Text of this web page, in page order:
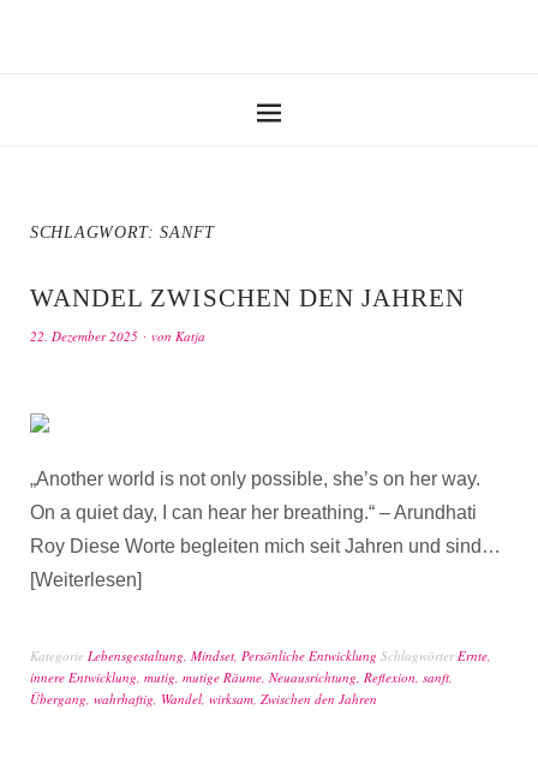
SCHLAGWORT:SANFT
WANDEL ZWISCHEN DEN JAHREN
22. Dezember 2025 von Katja
„Another world is not only possible, she’s on her way.
On a quiet day, I can hear her breathing.“ – Arundhati
Roy Diese Worte begleiten mich seit Jahren und sind…
Weiterlesen
Kategorie Lebensgestaltung, Mindset, Persönliche Entwicklung SchlagwörterErnte,
innere Entwicklung, mutig, mutige Räume, Neuausrichtung, Reflexion, sanft,
Übergang, wahrhaftig, Wandel, wirksam, Zwischen den Jahren